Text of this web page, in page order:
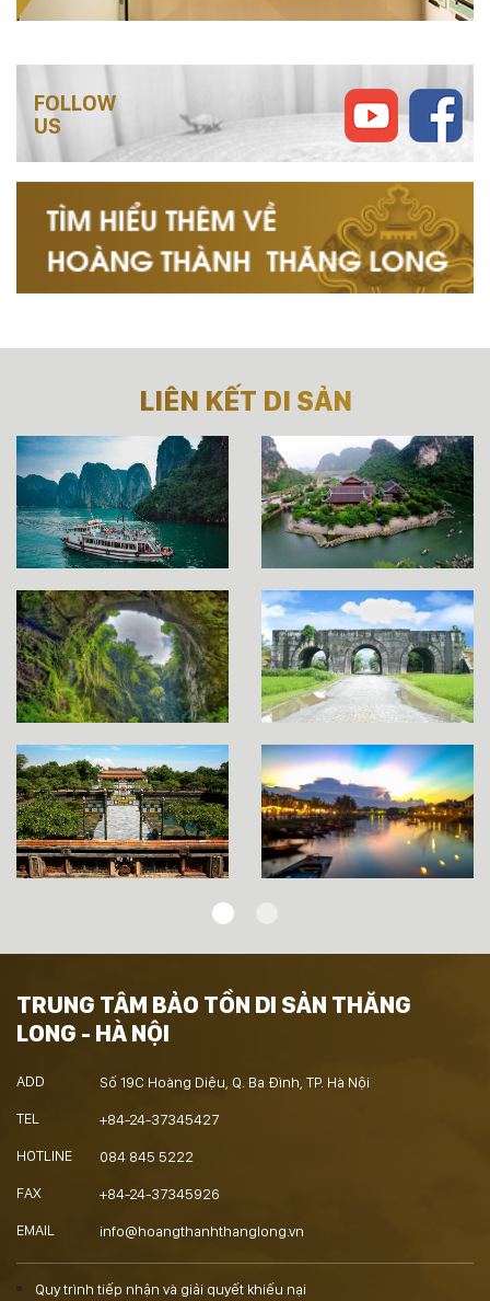
FOLLOW
US
LIÊN KẾT DI SẢN
TRUNG TÂM BẢO TỒN DI SẢN THĂNG
LONG - HÀ NỘI
ADD Số 19C Hoàng Diệu, Q. Ba Đình, TP. Hà Nội
TEL +84-24-37345427
HOTLINE 084 845 5222
FAX +84-24-37345926
EMAIL info@hoangthanhthanglong.vn
Quy trình tiếp nhận và giải quyết khiếu nại